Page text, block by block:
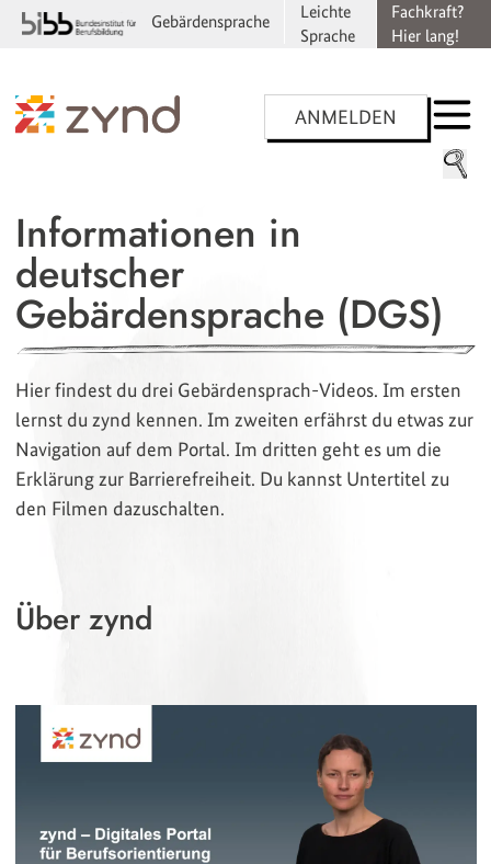
Fachkraft?
Hier lang!
Leichte
Sprache
Gebärdensprache
ANMELDEN
Informationen in
deutscher
Gebärdensprache (DGS)
Hier findest du drei Gebärdensprach-Videos. Im ersten
lernst du zynd kennen. Im zweiten erfährst du etwas zur
Navigation auf dem Portal. Im dritten geht es um die
Erklärung zur Barrierefreiheit. Du kannst Untertitel zu
den Filmen dazuschalten.
Über zynd